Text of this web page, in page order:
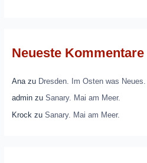
Neueste Kommentare
Anazu Dresden. Im Osten was Neues.
adminzu Sanary. Mai am Meer.
Krockzu Sanary. Mai am Meer.